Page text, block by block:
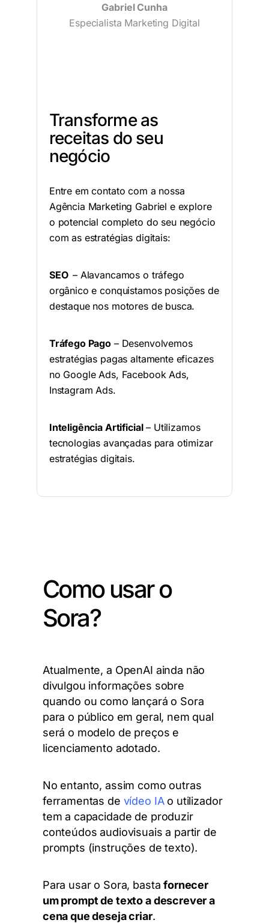
Gabriel Cunha
Especialista Marketing Digital
Transforme as
receitas do seu
negócio
Entre em contato com a nossa
Agência Marketing Gabriel e explore
o potencial completo do seu negócio
com as estratégias digitais:
SEO– Alavancamos o tráfego
orgânico e conquistamos posições de
destaque nos motores de busca.
Tráfego Pago – Desenvolvemos
estratégias pagas altamente eficazes
no Google Ads, Facebook Ads,
Instagram Ads.
Inteligência Artificial– Utilizamos
tecnologias avançadas para otimizar
estratégias digitais.
Como usar o
Sora?
Atualmente, a OpenAI ainda não
divulgou informações sobre
quando ou como lançará o Sora
para o público em geral, nem qual
será o modelo de preços e
licenciamento adotado.
No entanto, assim como outras
ferramentas de vídeo IA o utilizador
tem a capacidade de produzir
conteúdos audiovisuais a partir de
prompts (instruções de texto).
Para usar o Sora, bastafornecer
um prompt de texto a descrever a
cena que deseja criar.